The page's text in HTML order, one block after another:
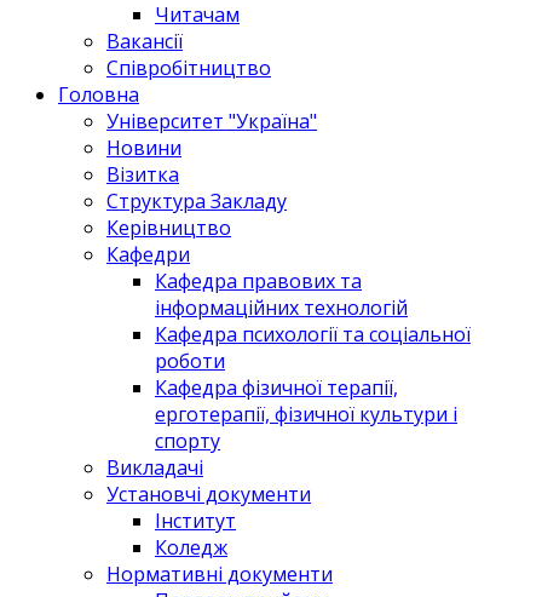
Читачам
Вакансії
Співробітництво
Головна
Університет "Україна"
Новини
Візитка
Структура Закладу
Керівництво
Кафедри
Кафедра правових та
інформаційних технологій
Кафедра психології та соціальної
роботи
Кафедра фізичної терапії,
ерготерапії, фізичної культури і
спорту
Викладачі
Установчі документи
Інститут
Коледж
Нормативні документи